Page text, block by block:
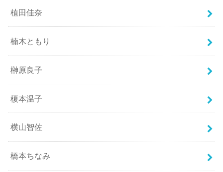
植田佳奈
楠木ともり
榊原良子
榎本温子
横山智佐
橋本ちなみ